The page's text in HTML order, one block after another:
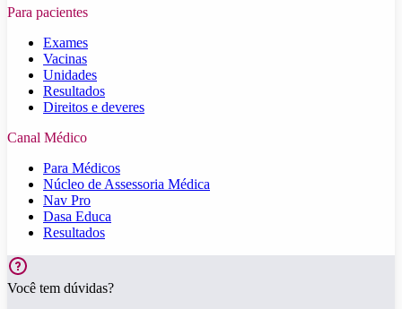
Para pacientes
Exames
Vacinas
Unidades
Resultados
Direitos e deveres
Canal Médico
Para Médicos
Núcleo de Assessoria Médica
Nav Pro
Dasa Educa
Resultados
Você tem dúvidas?